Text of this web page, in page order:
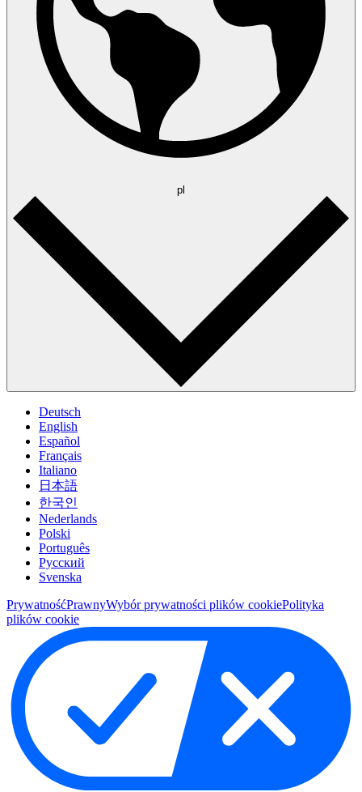
pl
Deutsch
English
Español
Français
Italiano
日本語
한국인
Nederlands
Polski
Português
Pусский
Svenska
PrywatnośćPrawnyWybór prywatności plików cookiePolityka
plików cookie